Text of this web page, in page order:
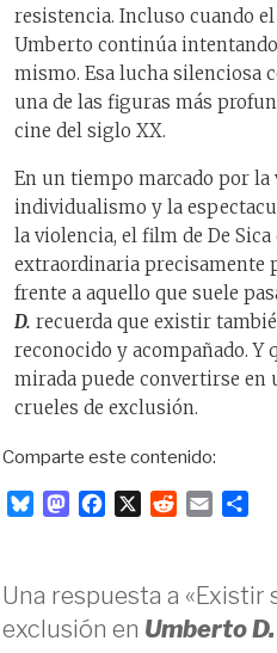
resistencia. Incluso cuando
Umberto continúa
mismo. Esa lucha silenciosa
una de las figuras más
cine del siglo XX.
En un tiempo marcado por la
individualismo y la
la violencia, el film de De
extraordinaria precisamente
frente a aquello que suele
D. recuerda que existir
reconocido y acompañado. Y
mirada puede convertirse en
crueles de exclusión.
Comparte este contenido:
s
k
M
o
d
b
o
X
i
t
l
p
a
r
Una respuesta a «Existir
exclusión en Umberto D.